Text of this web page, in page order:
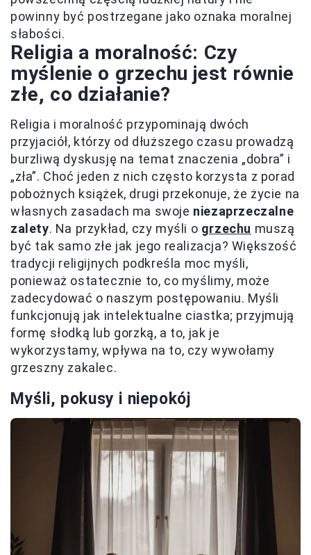
powinny być postrzegane jako oznaka moralnej
słabości.
Religia a moralność: Czy
myślenie o grzechu jest równie
złe, co działanie?
Religia i moralność przypominają dwóch
przyjaciół, którzy od dłuższego czasu prowadzą
burzliwą dyskusję na temat znaczenia „dobra” i
„zła”. Choć jeden z nich często korzysta z porad
pobożnych książek, drugi przekonuje, że życie na
własnych zasadach ma swoje niezaprzeczalne
zalety. Na przykład, czy myśli o grzechu muszą
być tak samo złe jak jego realizacja? Większość
tradycji religijnych podkreśla moc myśli,
ponieważ ostatecznie to, co myślimy, może
zadecydować o naszym postępowaniu. Myśli
funkcjonują jak intelektualne ciastka; przyjmują
formę słodką lub gorzką, a to, jak je
wykorzystamy, wpływa na to, czy wywołamy
grzeszny zakalec.
Myśli, pokusy i niepokój